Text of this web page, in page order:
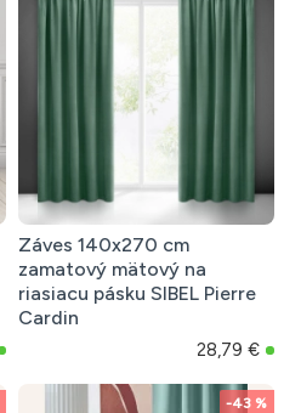
Záves 140x270 cm
zamatový mätový na
riasiacu pásku SIBEL Pierre
Cardin
28,79 €
-43 %